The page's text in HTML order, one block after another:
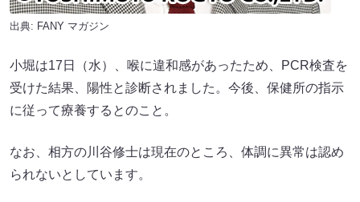
出典: FANY マガジン
小堀は17日（水）、喉に違和感があったため、PCR検査を
受けた結果、陽性と診断されました。今後、保健所の指示
に従って療養するとのこと。
なお、相方の川谷修士は現在のところ、体調に異常は認め
られないとしています。